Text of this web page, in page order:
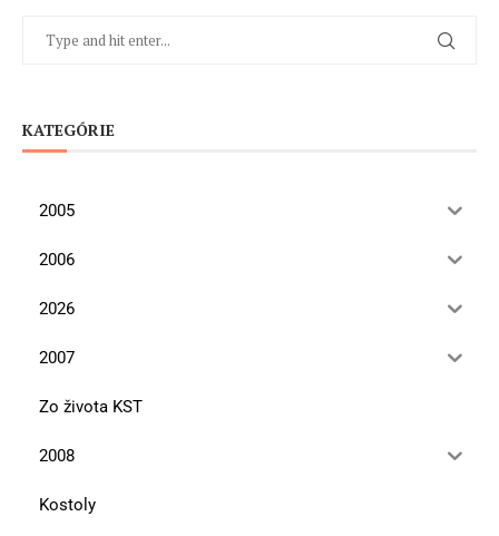
KATEGÓRIE
2005
2006
2026
2007
Zo života KST
2008
Kostoly